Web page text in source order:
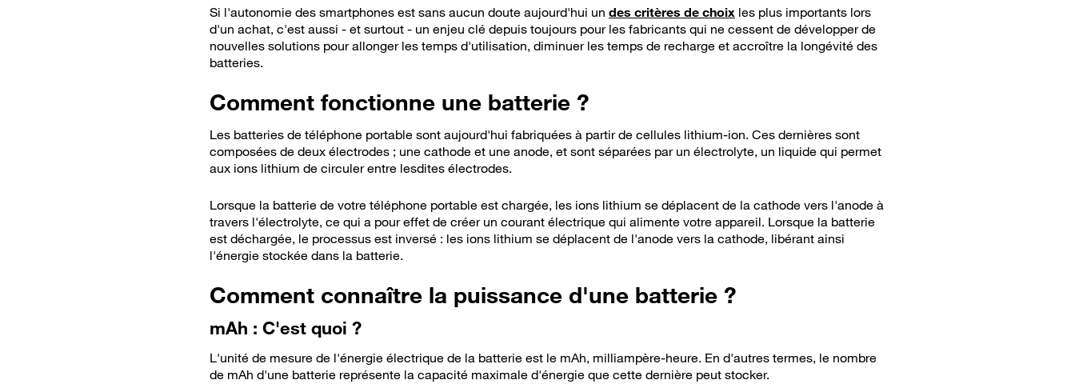
Si l'autonomie des smartphones est sans aucun doute aujourd'hui un des critères de choix les plus importants lors
d'un achat, c'est aussi - et surtout - un enjeu clé depuis toujours pour les fabricants qui ne cessent de développer de
nouvelles solutions pour allonger les temps d'utilisation, diminuer les temps de recharge et accroître la longévité des
batteries.
Comment fonctionne une batterie ?
Les batteries de téléphone portable sont aujourd'hui fabriquées à partir de cellules lithium-ion. Ces dernières sont
composées de deux électrodes ; une cathode et une anode, et sont séparées par un électrolyte, un liquide qui permet
aux ions lithium de circuler entre lesdites électrodes.
Lorsque la batterie de votre téléphone portable est chargée, les ions lithium se déplacent de la cathode vers l'anode à
travers l'électrolyte, ce qui a pour effet de créer un courant électrique qui alimente votre appareil. Lorsque la batterie
est déchargée, le processus est inversé : les ions lithium se déplacent de l'anode vers la cathode, libérant ainsi
l'énergie stockée dans la batterie.
Comment connaître la puissance d'une batterie ?
mAh : C'est quoi ?
L'unité de mesure de l'énergie électrique de la batterie est le mAh, milliampère-heure. En d'autres termes, le nombre
de mAh d'une batterie représente la capacité maximale d'énergie que cette dernière peut stocker.